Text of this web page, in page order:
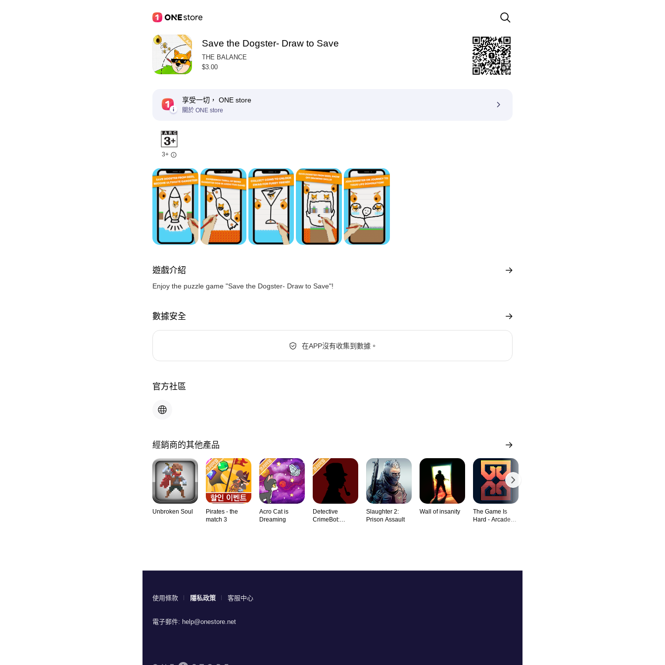
Save the Dogster- Draw to Save
THE BALANCE
$3.00
享受一切， ONE store
關於 ONE store
3+
遊戲介紹
Enjoy the puzzle game "Save the Dogster- Draw to Save"!
數據安全
在APP沒有收集到數據。
官方社區
經銷商的其他產品
Unbroken Soul
Pirates - the
match 3
Acro Cat is
Dreaming
Detective
CrimeBot:
Slaughter 2:
Prison Assault
Wall of insanity
The Game Is
Hard - Arcade
使用條款 隱私政策 客服中心
電子郵件: help@onestore.net